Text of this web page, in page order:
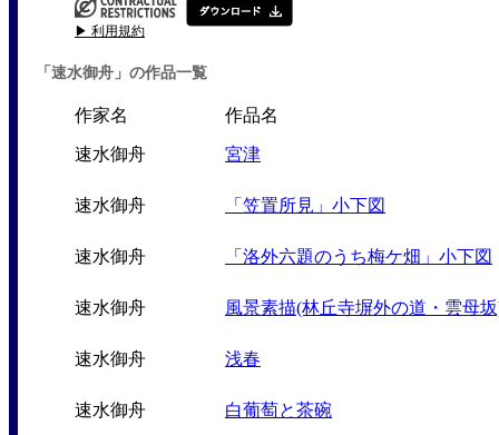
▶ 利用規約
「速水御舟」の作品一覧
作家名 作品名
速水御舟 宮津
速水御舟 「笠置所見」小下図
速水御舟 「洛外六題のうち梅ケ畑」小下図
速水御舟 風景素描(林丘寺塀外の道・雲母
速水御舟 浅春
速水御舟 白葡萄と茶碗